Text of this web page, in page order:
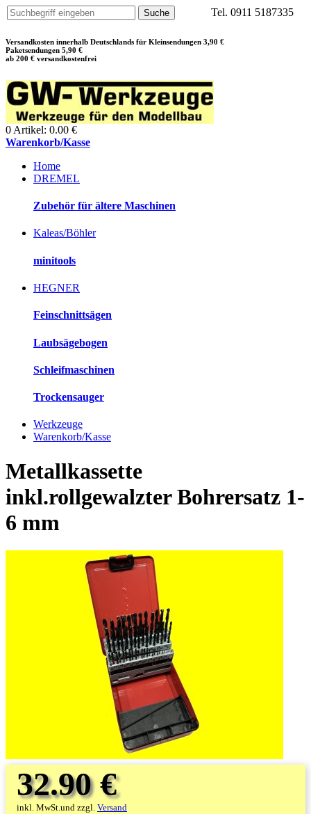
Tel. 0911 5187335
Versandkosten innerhalb Deutschlands für Kleinsendungen 3,90 €
Paketsendungen 5,90 €
ab 200 € versandkostenfrei
0 Artikel: 0.00 €
Warenkorb/Kasse
Home
DREMEL
Zubehör für ältere Maschinen
Kaleas/Böhler
minitools
HEGNER
Feinschnittsägen
Laubsägebogen
Schleifmaschinen
Trockensauger
Werkzeuge
Warenkorb/Kasse
Metallkassette
inkl.rollgewalzter Bohrersatz 1-
6 mm
32.90 €
inkl. MwSt.und zzgl. Versand